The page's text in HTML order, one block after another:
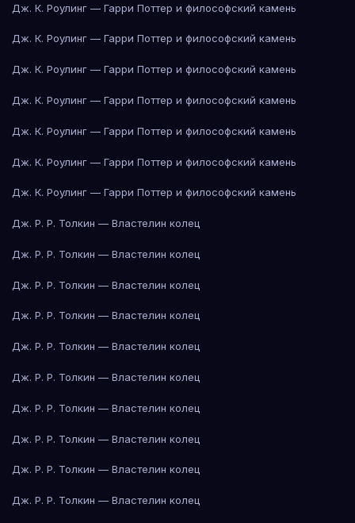
Дж. К. Роулинг — Гарри Поттер и философский камень
Дж. К. Роулинг — Гарри Поттер и философский камень
Дж. К. Роулинг — Гарри Поттер и философский камень
Дж. К. Роулинг — Гарри Поттер и философский камень
Дж. К. Роулинг — Гарри Поттер и философский камень
Дж. К. Роулинг — Гарри Поттер и философский камень
Дж. К. Роулинг — Гарри Поттер и философский камень
Дж. Р. Р. Толкин — Властелин колец
Дж. Р. Р. Толкин — Властелин колец
Дж. Р. Р. Толкин — Властелин колец
Дж. Р. Р. Толкин — Властелин колец
Дж. Р. Р. Толкин — Властелин колец
Дж. Р. Р. Толкин — Властелин колец
Дж. Р. Р. Толкин — Властелин колец
Дж. Р. Р. Толкин — Властелин колец
Дж. Р. Р. Толкин — Властелин колец
Дж. Р. Р. Толкин — Властелин колец